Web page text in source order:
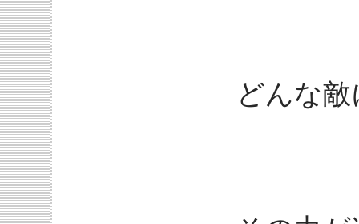
どんな